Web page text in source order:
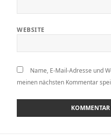
WEBSITE
Name, E-Mail-Adresse und
meinen nächsten Kommentar